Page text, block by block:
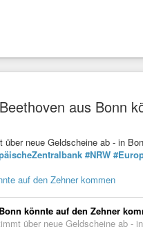
aus Bonn
neue Geldscheine ab - in
#NRW
auf den Zehner kommen
könnte auf den Zehner
über neue Geldscheine ab -